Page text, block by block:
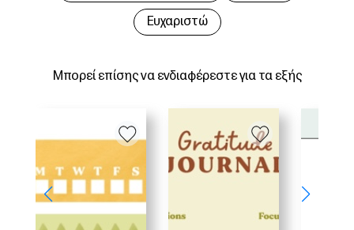
Μπορεί επίσης να ενδιαφέρεστε για τα εξής
Ευχαριστώ